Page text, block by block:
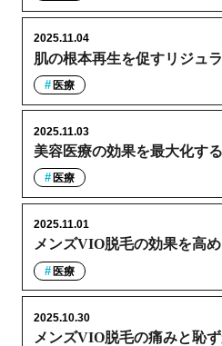
肌の根本再生を促すリジュ
2025.11.04
医療
美容医療の効果を最大化す
2025.11.03
医療
メンズVIO脱毛の効果を高
2025.11.01
医療
メンズVIO脱毛の痛みと恥
2025.10.30